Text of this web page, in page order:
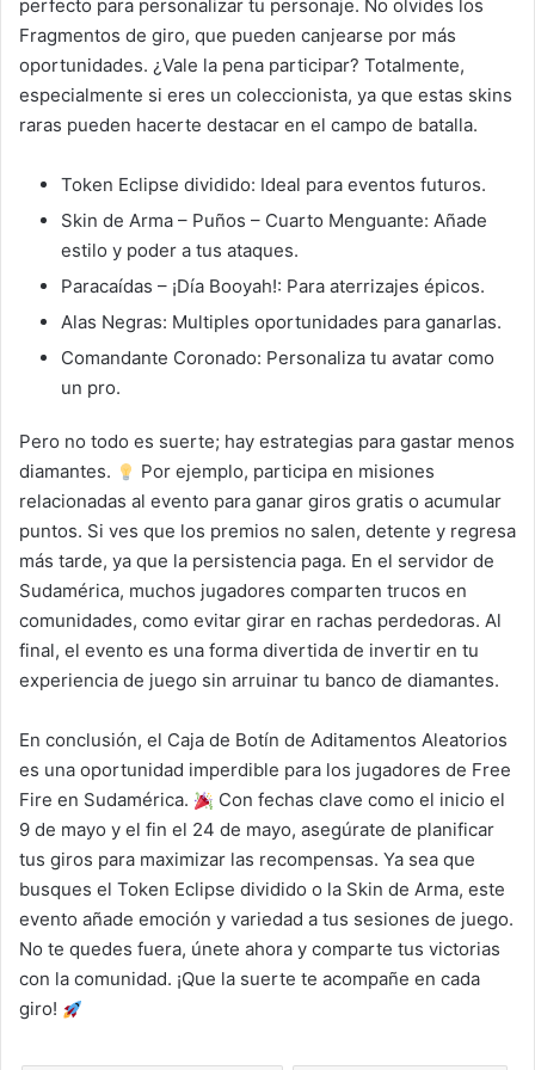
perfecto para personalizar tu personaje. No olvides los
Fragmentos de giro, que pueden canjearse por más
oportunidades. ¿Vale la pena participar? Totalmente,
especialmente si eres un coleccionista, ya que estas skins
raras pueden hacerte destacar en el campo de batalla.
Token Eclipse dividido: Ideal para eventos futuros.
Skin de Arma – Puños – Cuarto Menguante: Añade
estilo y poder a tus ataques.
Paracaídas – ¡Día Booyah!: Para aterrizajes épicos.
Alas Negras: Multiples oportunidades para ganarlas.
Comandante Coronado: Personaliza tu avatar como
un pro.
Pero no todo es suerte; hay estrategias para gastar menos
diamantes.
Por ejemplo, participa en misiones
relacionadas al evento para ganar giros gratis o acumular
puntos. Si ves que los premios no salen, detente y regresa
más tarde, ya que la persistencia paga. En el servidor de
Sudamérica, muchos jugadores comparten trucos en
comunidades, como evitar girar en rachas perdedoras. Al
final, el evento es una forma divertida de invertir en tu
experiencia de juego sin arruinar tu banco de diamantes.
En conclusión, el Caja de Botín de Aditamentos Aleatorios
es una oportunidad imperdible para los jugadores de Free
Fire en Sudamérica.
Con fechas clave como el inicio el
9 de mayo y el fin el 24 de mayo, asegúrate de planificar
tus giros para maximizar las recompensas. Ya sea que
busques el Token Eclipse dividido o la Skin de Arma, este
evento añade emoción y variedad a tus sesiones de juego.
No te quedes fuera, únete ahora y comparte tus victorias
con la comunidad. ¡Que la suerte te acompañe en cada
giro!